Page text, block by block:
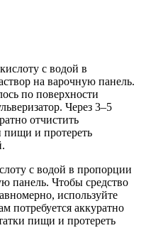
с водой в
на варочную панель.
по поверхности
Через 3–5
отчистить
и протереть
с водой в пропорции
панель. Чтобы средство
используйте
потребуется аккуратно
пищи и протереть